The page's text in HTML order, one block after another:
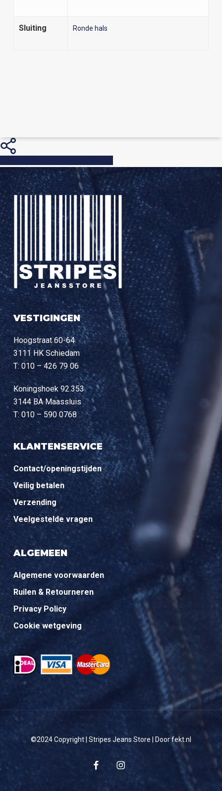
Sluiting Ronde hals
VESTIGINGEN
Hoogstraat 60-64
3111 HK Schiedam
T: 010 – 426 79 06
Koningshoek 92.353
3144 BA Maassluis
T: 010 – 590 0768
KLANTENSERVICE
Contact/openingstijden
Veilig betalen
Verzending
Veelgestelde vragen
ALGEMEEN
Algemene voorwaarden
Ruilen & Retourneren
Privacy Policy
Cookie wetgeving
©2024 Copyright | Stripes Jeans Store | Door fekt.nl
facebookinstagram